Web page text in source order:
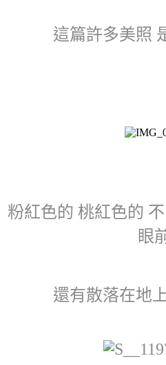
這篇許多美照
粉紅色的 桃紅色的
眼
還有散落在地